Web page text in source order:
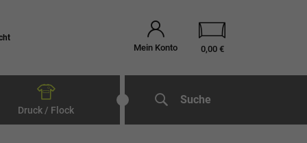
Mein Konto 0,00 €
Druck / Flock
Suche